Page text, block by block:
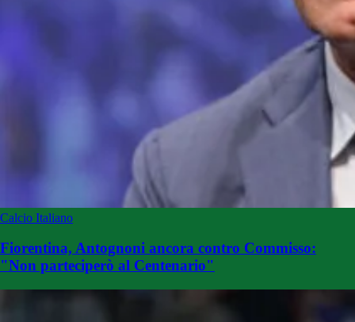
Calcio Italiano
Fiorentina, Antognoni ancora contro Commisso:
"Non parteciperò al Centenario"